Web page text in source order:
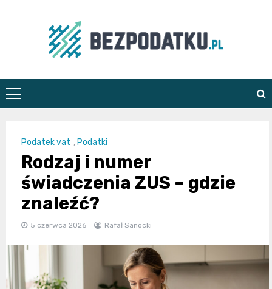
bezpodatku.pl
Podatek vat , Podatki
Rodzaj i numer
świadczenia ZUS – gdzie
znaleźć?
5 czerwca 2026 Rafał Sanocki